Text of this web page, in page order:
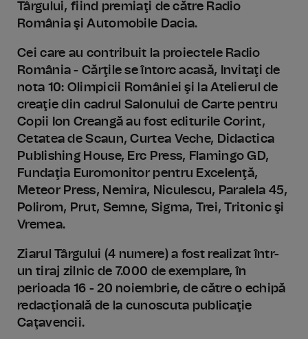
Târgului, fiind premiaţi de către Radio
România şi Automobile Dacia.
Cei care au contribuit la proiectele Radio
România - Cărţile se întorc acasă, Invitaţi de
nota 10: Olimpicii României şi la Atelierul de
creaţie din cadrul Salonului de Carte pentru
Copii Ion Creangă au fost editurile Corint,
Cetatea de Scaun, Curtea Veche, Didactica
Publishing House, Erc Press, Flamingo GD,
Fundaţia Euromonitor pentru Excelenţă,
Meteor Press, Nemira, Niculescu, Paralela 45,
Polirom, Prut, Semne, Sigma, Trei, Tritonic şi
Vremea.
Ziarul Târgului (4 numere) a fost realizat într-
un tiraj zilnic de 7.000 de exemplare, în
perioada 16 - 20 noiembrie, de către o echipă
redacţională de la cunoscuta publicaţie
Caţavencii.